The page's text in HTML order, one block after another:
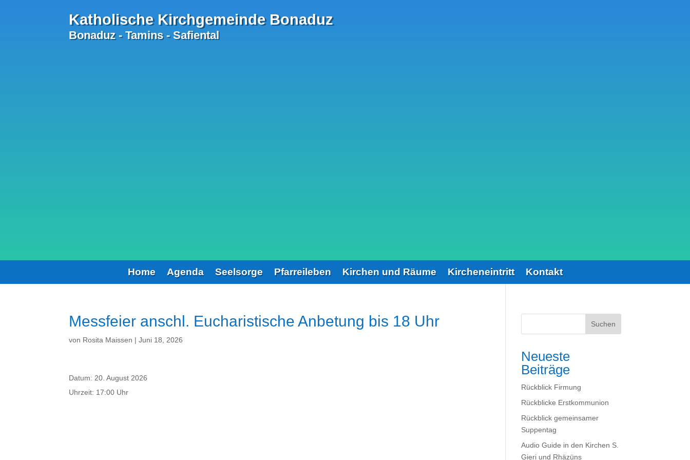
Katholische Kirchgemeinde Bonaduz
Bonaduz - Tamins - Safiental
Home Agenda Seelsorge Pfarreileben Kirchen und Räume Kircheneintritt Kontakt
Messfeier anschl. Eucharistische Anbetung bis 18 Uhr
von Rosita Maissen |Juni 18, 2026
Datum: 20. August 2026
Uhrzeit: 17:00 Uhr
Suchen
Neueste
Beiträge
Rückblick Firmung
Rückblicke Erstkommunion
Rückblick gemeinsamer
Suppentag
Audio Guide in den Kirchen S.
Gieri und Rhäzüns